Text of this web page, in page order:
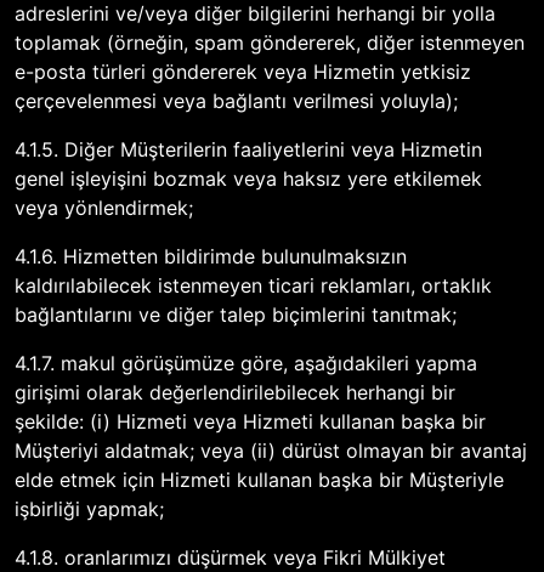
adreslerini ve/veya diğer bilgilerini herhangi bir yolla
toplamak (örneğin, spam göndererek, diğer istenmeyen
e-posta türleri göndererek veya Hizmetin yetkisiz
çerçevelenmesi veya bağlantı verilmesi yoluyla);
4.1.5. Diğer Müşterilerin faaliyetlerini veya Hizmetin
genel işleyişini bozmak veya haksız yere etkilemek
veya yönlendirmek;
4.1.6. Hizmetten bildirimde bulunulmaksızın
kaldırılabilecek istenmeyen ticari reklamları, ortaklık
bağlantılarını ve diğer talep biçimlerini tanıtmak;
4.1.7. makul görüşümüze göre, aşağıdakileri yapma
girişimi olarak değerlendirilebilecek herhangi bir
şekilde: (i) Hizmeti veya Hizmeti kullanan başka bir
Müşteriyi aldatmak; veya (ii) dürüst olmayan bir avantaj
elde etmek için Hizmeti kullanan başka bir Müşteriyle
işbirliği yapmak;
4.1.8. oranlarımızı düşürmek veya Fikri Mülkiyet